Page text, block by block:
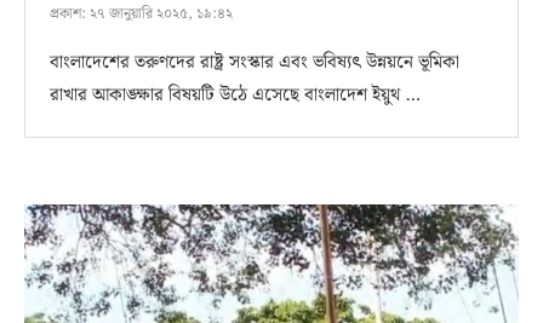
প্রকাশ: ২৭ জানুয়ারি ২০২৫, ১৯:৪২
বাংলাদেশের তরুণদের রাষ্ট্র সংস্কার এবং ভবিষ্যৎ উন্নয়নে ভূমিকা
রাখার আকাঙ্ক্ষার বিষয়টি উঠে এসেছে বাংলাদেশ ইয়ুথ …